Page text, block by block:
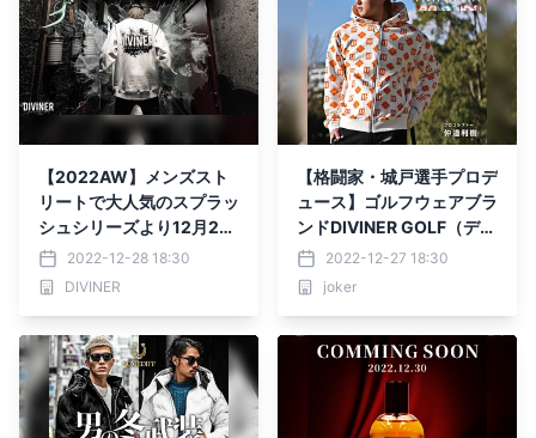
【2022AW】メンズスト
リートで大人気のスプラッ
シュシリーズより12月28
日に待望の新作販売開始
『DIVINER（ディバイナ
ー）』
2022-12-28 18:30
DIVINER
【格闘家・城戸選手プロデ
ュース】ゴルフウェアブラ
ンドDIVINER GOLF（ディ
バイナーゴルフ）より新作
4点が12月27日に登場。
2022-12-27 18:30
joker